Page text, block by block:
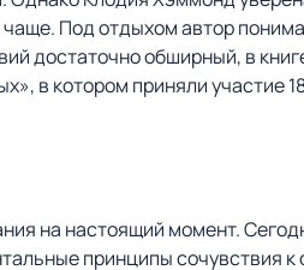
Под отдыхом автор
достаточно обширный, в
в котором приняли участие
на настоящий момент.
принципы сочувствия